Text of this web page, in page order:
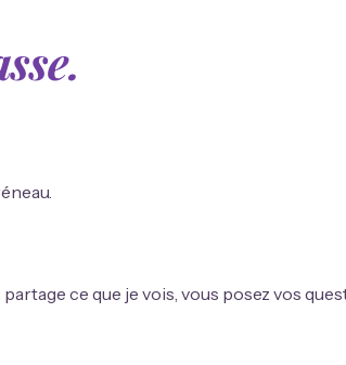
ce que je vois, vous posez vos